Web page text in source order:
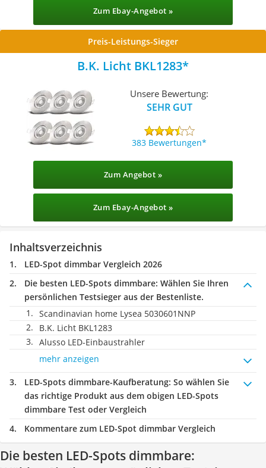
Zum Ebay-Angebot »
Preis-Leistungs-Sieger
B.K. Licht BKL1283
Unsere Bewertung:
SEHR GUT
383 Bewertungen
Zum Angebot »
Zum Ebay-Angebot »
Inhaltsverzeichnis
LED-Spot dimmbar Vergleich 2026
Die besten LED-Spots dimmbare: Wählen Sie Ihren
persönlichen Testsieger aus der Bestenliste.
Scandinavian home Lysea 5030601NNP
B.K. Licht BKL1283
Alusso LED-Einbaustrahler
mehr anzeigen
LED-Spots dimmbare-Kaufberatung: So wählen Sie
das richtige Produkt aus dem obigen LED-Spots
dimmbare Test oder Vergleich
Kommentare zum LED-Spot dimmbar Vergleich
Die besten LED-Spots dimmbare: